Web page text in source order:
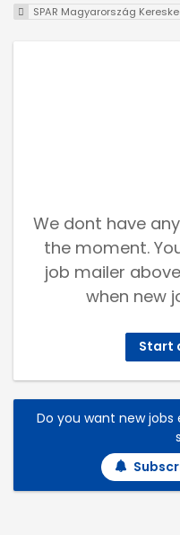
SPAR Magyarország
We dont have
the moment.
job mailer
when new
Start
Do you want new